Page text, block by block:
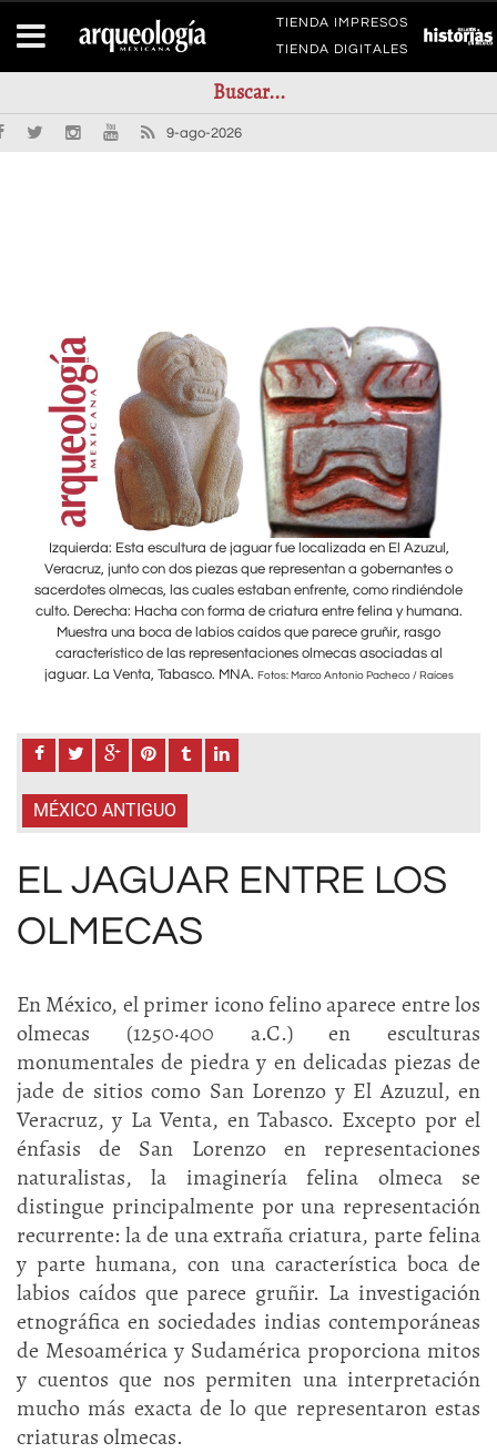
TIENDA IMPRESOS
TIENDA DIGITALES
9-ago-2026
Izquierda: Esta escultura de jaguar fue localizada en El Azuzul,
Veracruz, junto con dos piezas que representan a gobernantes o
sacerdotes olmecas, las cuales estaban enfrente, como rindiéndole
culto. Derecha: Hacha con forma de criatura entre felina y humana.
Muestra una boca de labios caídos que parece gruñir, rasgo
característico de las representaciones olmecas asociadas al
jaguar. La Venta, Tabasco. MNA. Fotos: Marco Antonio Pacheco / Raíces
MÉXICO ANTIGUO
EL JAGUAR ENTRE LOS
OLMECAS
En México, el primer icono felino aparece entre los
olmecas (1250·400 a.C.) en esculturas
monumentales de piedra y en delicadas piezas de
jade de sitios como San Lorenzo y El Azuzul, en
Veracruz, y La Venta, en Tabasco. Excepto por el
énfasis de San Lorenzo en representaciones
naturalistas, la imaginería felina olmeca se
distingue principalmente por una representación
recurrente: la de una extraña criatura, parte felina
y parte humana, con una característica boca de
labios caídos que parece gruñir. La investigación
etnográfica en sociedades indias contemporáneas
de Mesoamérica y Sudamérica proporciona mitos
y cuentos que nos permiten una interpretación
mucho más exacta de lo que representaron estas
criaturas olmecas.